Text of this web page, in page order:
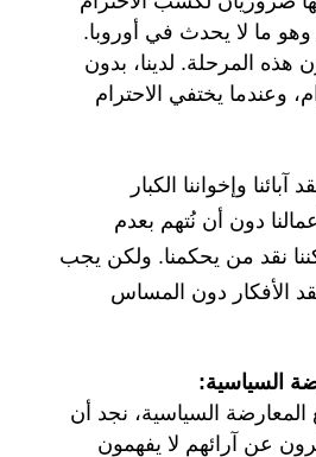
ما لا يحدث في أوروبا.
هذه المرحلة. لدينا، بدون
وعندما يختفي الاحترام
آبائنا وإخواننا الكبار
دون أن نُتهم بعدم
نقد من يحكمنا. ولكن يجب
نقد الأفكار دون المساس
السياسية:
السياسية، نجد أن
عن آرائهم لا يفهمون